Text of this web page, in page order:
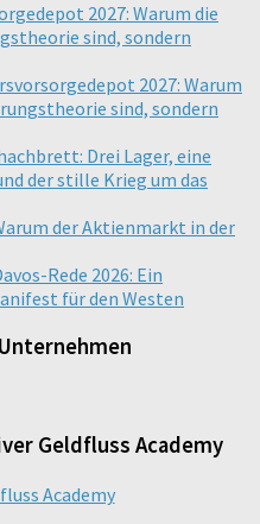
2027: Warum die
sind, sondern
2027: Warum
sind, sondern
Drei Lager, eine
der stille Krieg um das
der Aktienmarkt in der
Rede 2026: Ein
für den Westen
Geldfluss Academy